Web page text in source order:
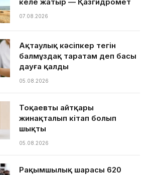
07.08.2026
Ақтаулық кәсіпкер тегін
балмұздақ таратам деп басы
дауға қалды
05.08.2026
Тоқаевтың айтқары
жинақталып кітап болып
шықты
05.08.2026
Рақымшылық шарасы 620